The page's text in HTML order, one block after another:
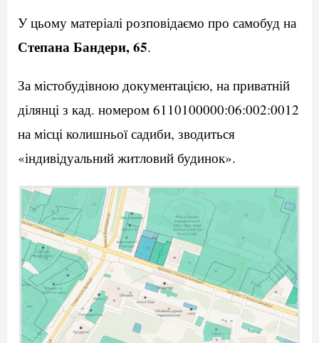
У цьому матеріалі розповідаємо про самобуд на
Степана Бандери, 65.
За містобудівною документацією, на приватній
ділянці з кад. номером 6110100000:06:002:0012
на місці колишньої садиби, зводиться
«індивідуальний житловий будинок».